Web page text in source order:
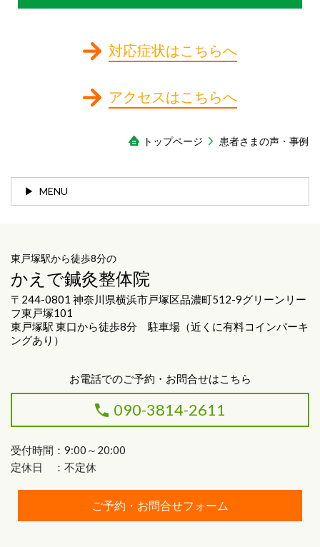
対応症状はこちらへ
アクセスはこちらへ
トップページ 患者さまの声・事例
MENU
東戸塚駅から徒歩8分の
かえで鍼灸整体院
〒244-0801 神奈川県横浜市戸塚区品濃町512-9グリーンリー
フ東戸塚101
東戸塚駅 東口から徒歩8分 駐車場（近くに有料コインパーキ
ングあり）
お電話でのご予約・お問合せはこちら
090-3814-2611
受付時間：9:00～20:00
定休日 ：不定休
ご予約・お問合せフォーム